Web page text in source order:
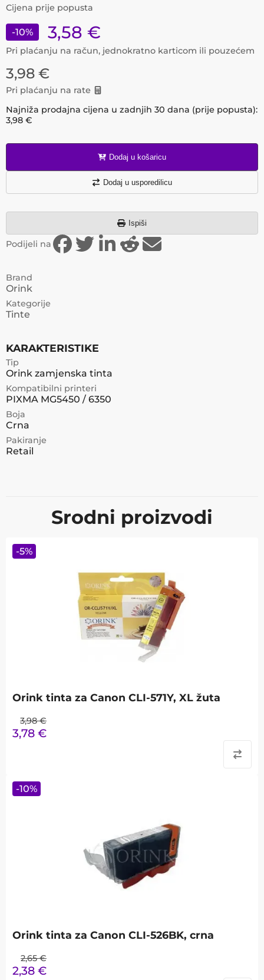
Cijena prije popusta
-10% 3,58 €
Pri plaćanju na račun, jednokratno karticom ili pouzećem
3,98 €
Pri plaćanju na rate
Najniža prodajna cijena u zadnjih 30 dana (prije popusta):
3,98 €
Dodaj u košaricu
Dodaj u usporedilicu
Ispiši
Podijeli na
Brand
Orink
Kategorije
Tinte
KARAKTERISTIKE
Tip
Orink zamjenska tinta
Kompatibilni printeri
PIXMA MG5450 / 6350
Boja
Crna
Pakiranje
Retail
Srodni proizvodi
Orink tinta za Canon CLI-571Y, XL žuta
3,98 €
3,78 €
-5%
Orink tinta za Canon CLI-526BK, crna
2,65 €
2,38 €
-10%